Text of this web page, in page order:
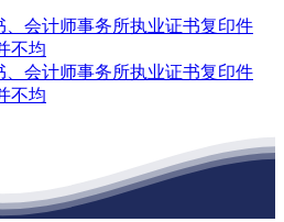
、会计师事务所执业证书复印件
不均
、会计师事务所执业证书复印件
不均